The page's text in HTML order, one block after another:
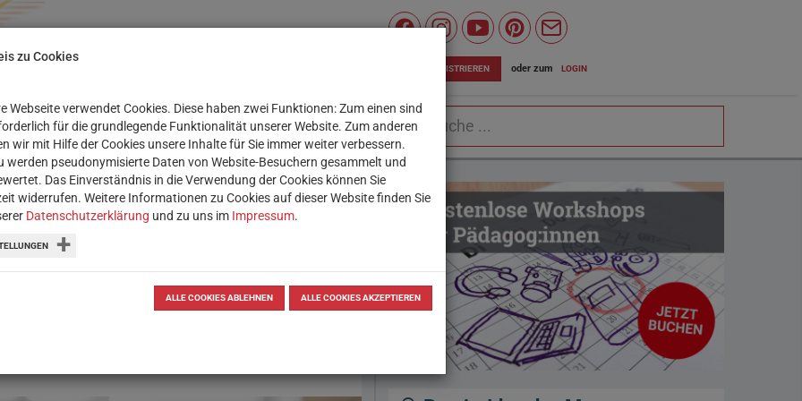
Wiener
Bildungsserver
Facebook
JETZT REGISTRIEREN oder zum LOGIN
SERVICE WORKSHOPS Suchbegriff
Fortbildung für
will PädagogInnen fit fürs
zu Cookies
Webseite verwendet Cookies. Diese haben zwei Funktionen: Zum einen sind
für die grundlegende Funktionalität unserer Website. Zum anderen
wir mit Hilfe der Cookies unsere Inhalte für Sie immer weiter verbessern.
werden pseudonymisierte Daten von Website-Besuchern gesammelt und
Das Einverständnis in die Verwendung der Cookies können Sie
widerrufen. Weitere Informationen zu Cookies auf dieser Website finden Sie
Datenschutzerklärung und zu uns im Impressum.
ALLE COOKIES ABLEHNEN ALLE COOKIES AKZEPTIEREN